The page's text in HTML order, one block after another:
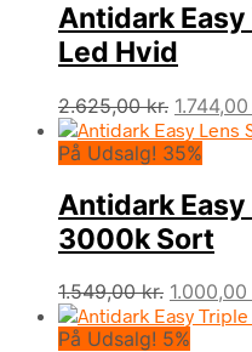
Antidark
Led Hvid
2.625,00kr. Den
pris
1.744,00
På Udsalg! 35%
Antidark
3000k Sort
1.549,00kr. Den
pris
1.000,00
På Udsalg! 5%